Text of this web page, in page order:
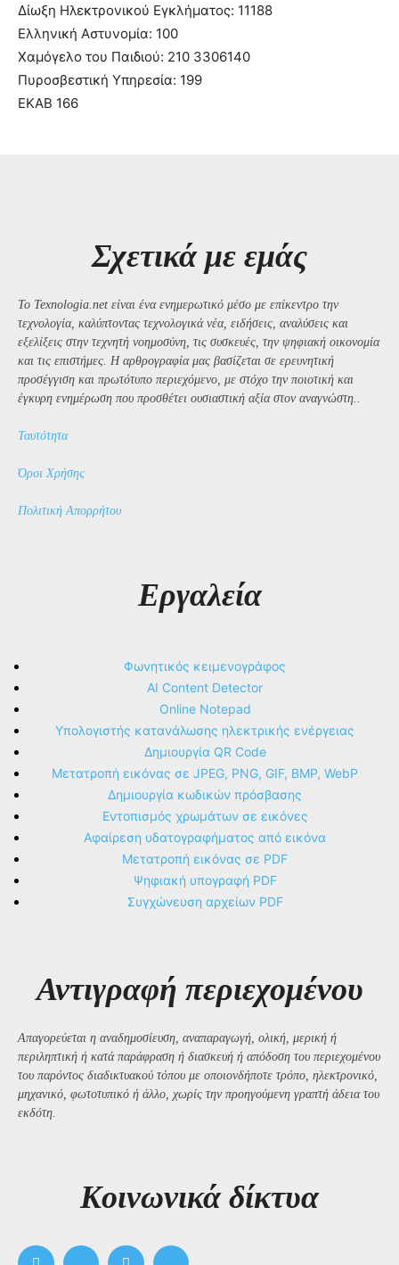
Δίωξη Ηλεκτρονικού Εγκλήματος: 11188
Ελληνική Αστυνομία: 100
Χαμόγελο του Παιδιού: 210 3306140
Πυροσβεστική Υπηρεσία: 199
ΕΚΑΒ 166
Σχετικά με εμάς
Το Texnologia.net είναι ένα ενημερωτικό μέσο με επίκεντρο την
τεχνολογία, καλύπτοντας τεχνολογικά νέα, ειδήσεις, αναλύσεις και
εξελίξεις στην τεχνητή νοημοσύνη, τις συσκευές, την ψηφιακή οικονομία
και τις επιστήμες. Η αρθρογραφία μας βασίζεται σε ερευνητική
προσέγγιση και πρωτότυπο περιεχόμενο, με στόχο την ποιοτική και
έγκυρη ενημέρωση που προσθέτει ουσιαστική αξία στον αναγνώστη..
Ταυτότητα
Όροι Χρήσης
Πολιτική Απορρήτου
Εργαλεία
Φωνητικός κειμενογράφος
AI Content Detector
Online Notepad
Υπολογιστής κατανάλωσης ηλεκτρικής ενέργειας
Δημιουργία QR Code
Μετατροπή εικόνας σε JPEG, PNG, GIF, BMP, WebP
Δημιουργία κωδικών πρόσβασης
Εντοπισμός χρωμάτων σε εικόνες
Αφαίρεση υδατογραφήματος από εικόνα
Μετατροπή εικόνας σε PDF
Ψηφιακή υπογραφή PDF
Συγχώνευση αρχείων PDF
Αντιγραφή περιεχομένου
Απαγορεύεται η αναδημοσίευση, αναπαραγωγή, ολική, μερική ή
περιληπτική ή κατά παράφραση ή διασκευή ή απόδοση του περιεχομένου
του παρόντος διαδικτυακού τόπου με οποιονδήποτε τρόπο, ηλεκτρονικό,
μηχανικό, φωτοτυπικό ή άλλο, χωρίς την προηγούμενη γραπτή άδεια του
εκδότη.
Kοινωνικά δίκτυα